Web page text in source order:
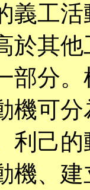
義工
於其
部分。
機可
利己
機、